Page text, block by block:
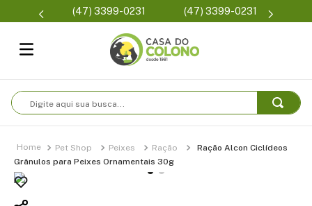
3399-0231
Parcelamento em até 6x
sem juros
Condições de frete
Digite aqui sua busca...
Pet Shop Peixes Ração
Ração Alcon Ciclídeos
Grânulos para Peixes Ornamentais 30g